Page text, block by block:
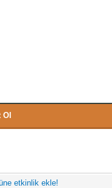
Ol
etkinlik ekle!